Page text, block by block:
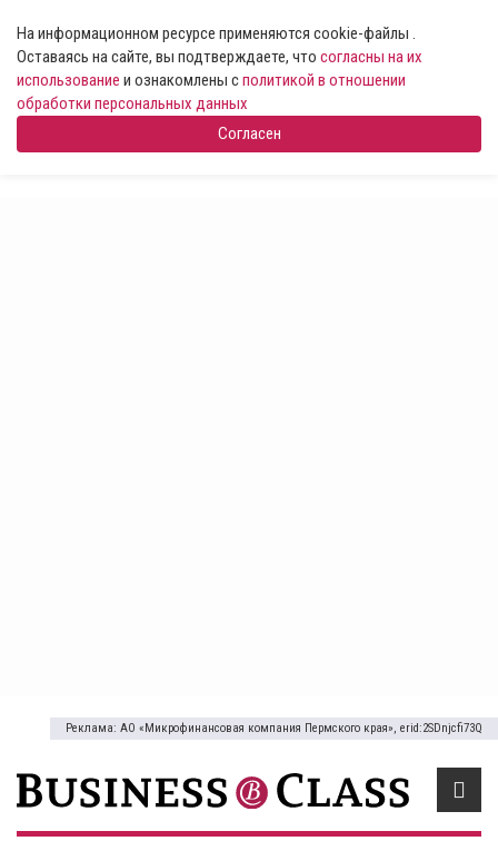
На информационном ресурсе применяются cookie-файлы .
Оставаясь на сайте, вы подтверждаете, что согласны на их
использование и ознакомлены сполитикой в отношении
обработки персональных данных
Согласен
Реклама: АО «Микрофинансовая компания Пермского края», erid:2SDnjcfi73Q